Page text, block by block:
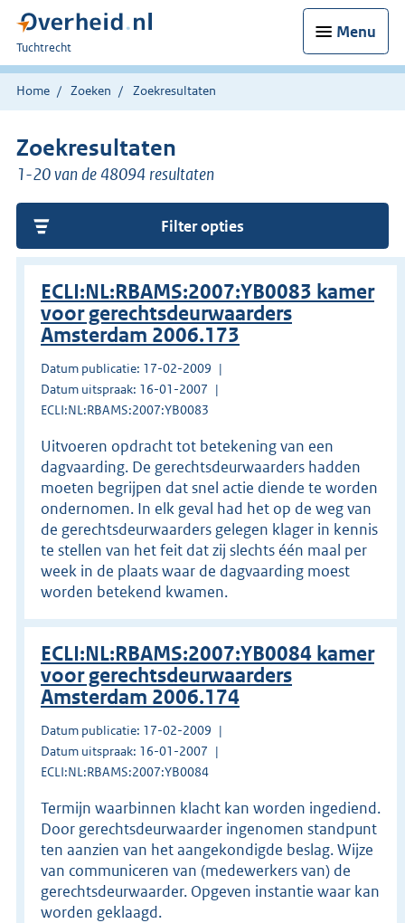
Menu
U
bent
hier:
Tuchtrecht
Home Zoeken Zoekresultaten
Zoekresultaten
1-20 van de 48094 resultaten
Filter opties
ECLI:NL:RBAMS:2007:YB0083 kamer
voor gerechtsdeurwaarders
Amsterdam 2006.173
Datum publicatie: 17-02-2009
Datum uitspraak: 16-01-2007
ECLI:NL:RBAMS:2007:YB0083
Uitvoeren opdracht tot betekening van een
dagvaarding. De gerechtsdeurwaarders hadden
moeten begrijpen dat snel actie diende te worden
ondernomen. In elk geval had het op de weg van
de gerechtsdeurwaarders gelegen klager in kennis
te stellen van het feit dat zij slechts één maal per
week in de plaats waar de dagvaarding moest
worden betekend kwamen.
ECLI:NL:RBAMS:2007:YB0084 kamer
voor gerechtsdeurwaarders
Amsterdam 2006.174
Datum publicatie: 17-02-2009
Datum uitspraak: 16-01-2007
ECLI:NL:RBAMS:2007:YB0084
Termijn waarbinnen klacht kan worden ingediend.
Door gerechtsdeurwaarder ingenomen standpunt
ten aanzien van het aangekondigde beslag. Wijze
van communiceren van (medewerkers van) de
gerechtsdeurwaarder. Opgeven instantie waar kan
worden geklaagd.